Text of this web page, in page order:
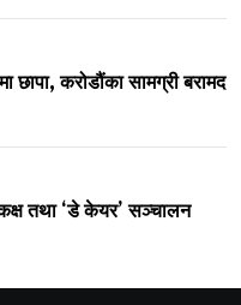
छापा, करोडौंका सामग्री बरामद
कक्ष तथा ‘डे केयर’ सञ्चालन